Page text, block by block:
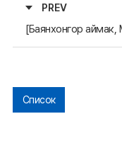
PREV
Список